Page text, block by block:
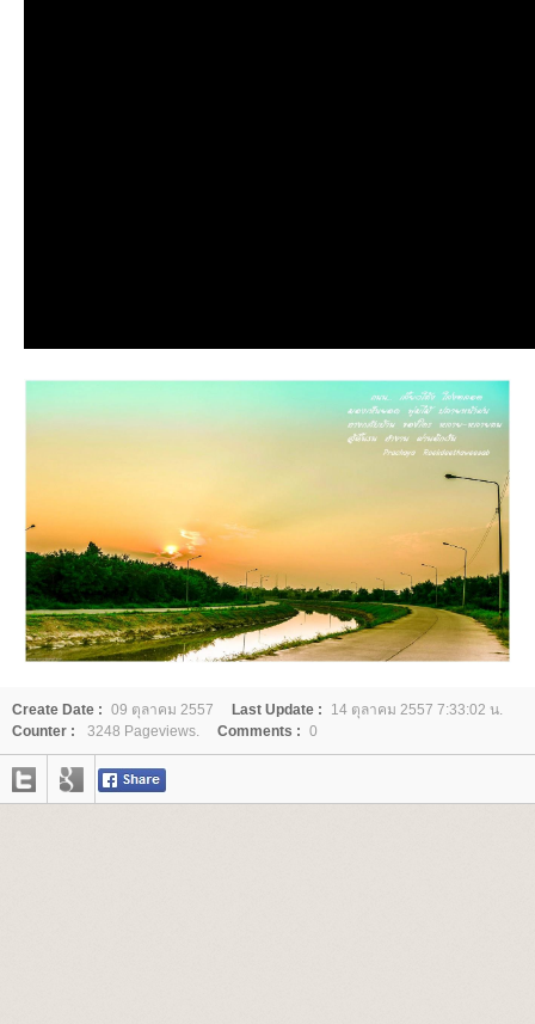
Create Date : 09 ตุลาคม 2557 Last Update :
14 ตุลาคม 2557 7:33:02 น.
Counter :
3248 Pageviews. Comments : 0